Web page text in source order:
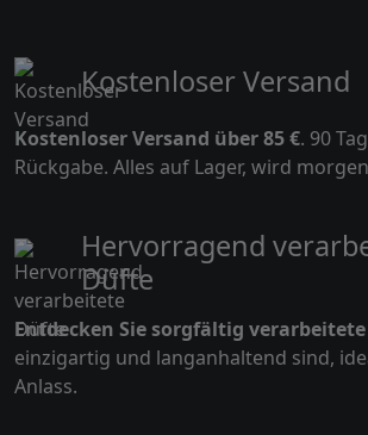
Kostenloser Versand
Kostenloser Versand über 85 €. 90
Rückgabe. Alles auf Lager, wird
Hervorragend
Düfte
Entdecken Sie sorgfältig
einzigartig und langanhaltend sind,
Anlass.